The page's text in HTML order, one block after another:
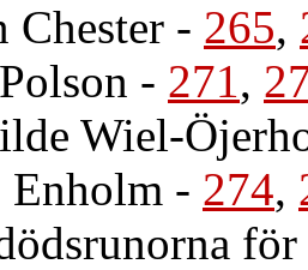
Chester - 265,
- 271,
Wiel-
Enholm - 274,
för